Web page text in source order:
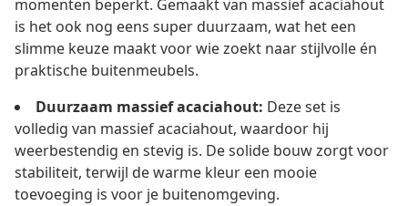
momenten beperkt. Gemaakt van massief acaciahout
is het ook nog eens super duurzaam, wat het een
slimme keuze maakt voor wie zoekt naar stijlvolle én
praktische buitenmeubels.
Duurzaam massief acaciahout: Deze set is
volledig van massief acaciahout, waardoor hij
weerbestendig en stevig is. De solide bouw zorgt voor
stabiliteit, terwijl de warme kleur een mooie
toevoeging is voor je buitenomgeving.